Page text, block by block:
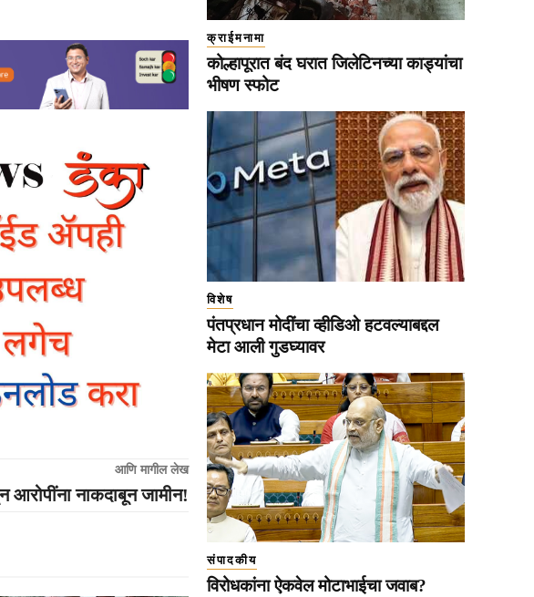
आणि मागील लेख
आरोपींना नाकदाबून जामीन!
क्राईमनामा
कोल्हापूरात बंद घरात जिलेटिनच्या काड्यांचा
भीषण स्फोट
विशेष
पंतप्रधान मोदींचा व्हीडिओ हटवल्याबद्दल
मेटा आली गुडघ्यावर
संपादकीय
विरोधकांना ऐकवेल मोटाभाईचा जवाब?